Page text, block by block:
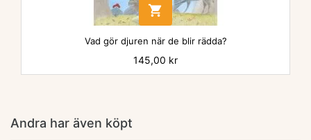

Vad gör djuren när de blir rädda?
Pris
145,00 kr
Andra har även köpt